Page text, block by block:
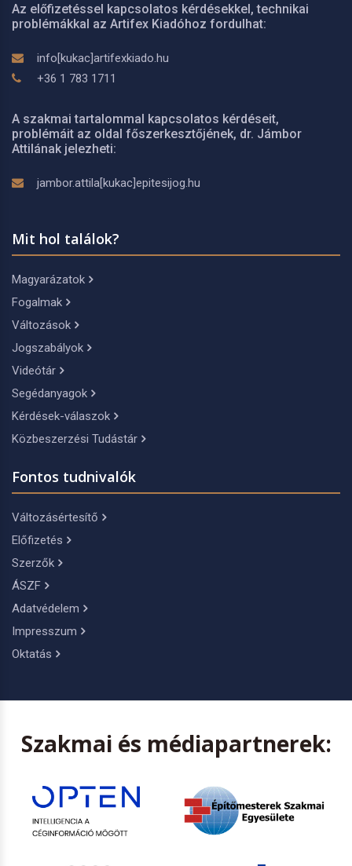
Az előfizetéssel kapcsolatos kérdésekkel, technikai
problémákkal az Artifex Kiadóhoz fordulhat:
info[kukac]artifexkiado.hu
+36 1 783 1711
A szakmai tartalommal kapcsolatos kérdéseit,
problémáit az oldal főszerkesztőjének, dr. Jámbor
Attilának jelezheti:
jambor.attila[kukac]epitesijog.hu
Mit hol találok?
Magyarázatok
Fogalmak
Változások
Jogszabályok
Videótár
Segédanyagok
Kérdések-válaszok
Közbeszerzési Tudástár
Fontos tudnivalók
Változásértesítő
Előfizetés
Szerzők
ÁSZF
Adatvédelem
Impresszum
Oktatás
Szakmai és médiapartnerek: